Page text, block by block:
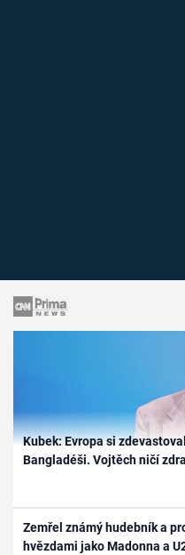
Kubek: Evropa si
Bangladéši. Vojtěch ničí
Zemřel známý hudebník a
hvězdami jako Madonna a